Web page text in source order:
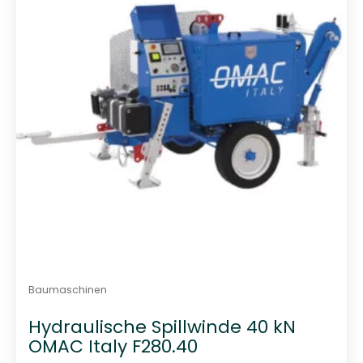
v
o
n
Baumaschinen
Hydraulische Spillwinde 40 kN
OMAC Italy F280.40